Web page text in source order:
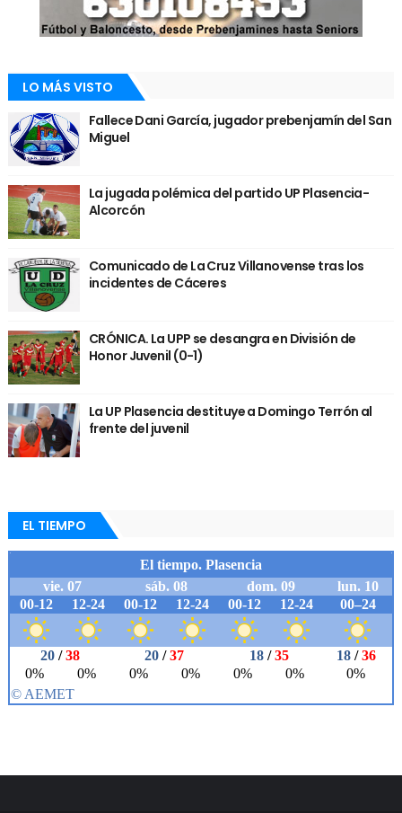
LO MÁS VISTO
Fallece Dani García, jugador prebenjamín del San
Miguel
La jugada polémica del partido UP Plasencia-
Alcorcón
Comunicado de La Cruz Villanovense tras los
incidentes de Cáceres
CRÓNICA. La UPP se desangra en División de
Honor Juvenil (0-1)
La UP Plasencia destituye a Domingo Terrón al
frente del juvenil
EL TIEMPO